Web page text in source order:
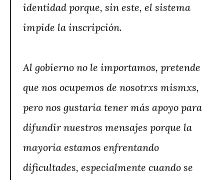
identidad porque, sin este, el sistema
impide la inscripción.
Al gobierno no le importamos, pretende
que nos ocupemos de nosotrxs mismxs,
pero nos gustaría tener más apoyo para
difundir nuestros mensajes porque la
mayoría estamos enfrentando
dificultades, especialmente cuando se